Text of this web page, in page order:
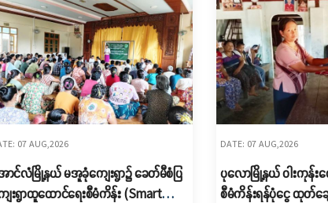
07 AUG,2026
ာင်လံမြို့နယ် မအူခုံကျေးရွာ၌ ခေတ်မီစံပြ
ေးရွာထူထောင်ရေးစီမံကိန်း (Smart
DATE: 07 AUG,2026
ပုလောမြို့နယ် ဝါးကုန်းက
စီမံကိန်းရန်ပုံငွေ ထုတ်ချ